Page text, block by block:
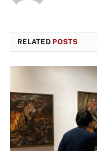
RELATED POSTS